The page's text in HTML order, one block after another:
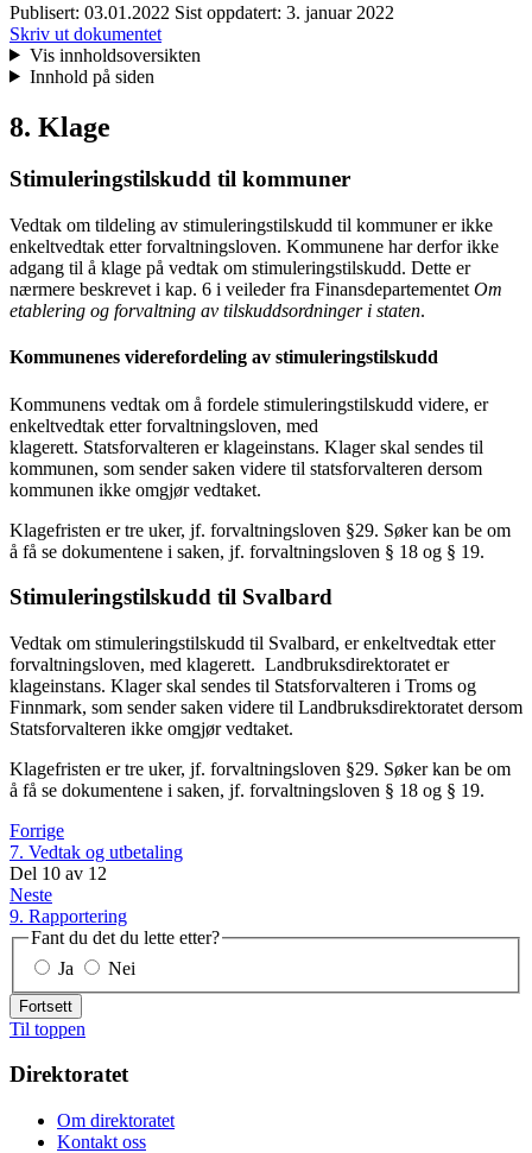
Publisert: 03.01.2022 Sist oppdatert: 3. januar 2022
Skriv ut dokumentet
Vis innholdsoversikten
Innhold på siden
8. Klage
Stimuleringstilskudd til kommuner
Vedtak om tildeling av stimuleringstilskudd til kommuner er ikke
enkeltvedtak etter forvaltningsloven. Kommunene har derfor ikke
adgang til å klage på vedtak om stimuleringstilskudd. Dette er
nærmere beskrevet i kap. 6 i veileder fra Finansdepartementet Om
etablering og forvaltning av tilskuddsordninger i staten.
Kommunenes viderefordeling av stimuleringstilskudd
Kommunens vedtak om å fordele stimuleringstilskudd videre, er
enkeltvedtak etter forvaltningsloven, med
klagerett. Statsforvalteren er klageinstans. Klager skal sendes til
kommunen, som sender saken videre til statsforvalteren dersom
kommunen ikke omgjør vedtaket.
Klagefristen er tre uker, jf. forvaltningsloven §29. Søker kan be om
å få se dokumentene i saken, jf. forvaltningsloven § 18 og § 19.
Stimuleringstilskudd til Svalbard
Vedtak om stimuleringstilskudd til Svalbard, er enkeltvedtak etter
forvaltningsloven, med klagerett. Landbruksdirektoratet er
klageinstans. Klager skal sendes til Statsforvalteren i Troms og
Finnmark, som sender saken videre til Landbruksdirektoratet dersom
Statsforvalteren ikke omgjør vedtaket.
Klagefristen er tre uker, jf. forvaltningsloven §29. Søker kan be om
å få se dokumentene i saken, jf. forvaltningsloven § 18 og § 19.
Forrige
7. Vedtak og utbetaling
Del 10 av 12
Neste
9. Rapportering
Fant du det du lette etter?
Ja
Nei
Fortsett
Til toppen
Direktoratet
Om direktoratet
Kontakt oss